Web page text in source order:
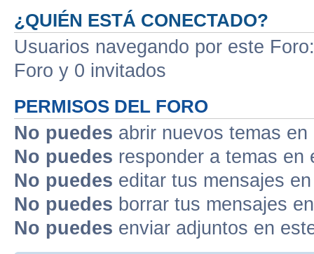
¿QUIÉN ESTÁ CONECTADO?
Usuarios navegando por este
Foro y 0 invitados
PERMISOS DEL FORO
No puedes abrir nuevos temas
No puedes responder a temas en
No puedes editar tus mensajes
No puedes borrar tus mensajes
No puedes enviar adjuntos en